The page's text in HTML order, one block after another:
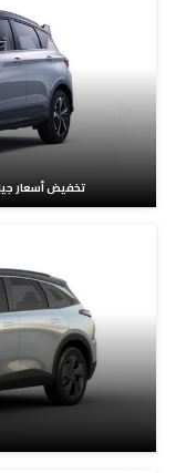
تخفيض أسعار جيلي كولراي 2026